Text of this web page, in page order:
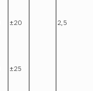
±20 2,5
±25